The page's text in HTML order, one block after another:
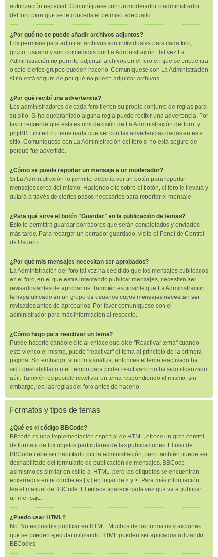
autorización especial. Comuníquese con un moderador o administrador
del foro para que se le conceda el permiso adecuado.
¿Por qué no se puede añadir archivos adjuntos?
Los permisos para adjuntar archivos son individuales para cada foro,
grupo, usuario y son concedidos por La Administración. Tal vez La
Administración no permite adjuntar archivos en el foro en que se encuentra
o solo ciertos grupos pueden hacerlo. Comuníquese con La Administración
si no está seguro de por qué no puede adjuntar archivos.
¿Por qué recibí una advertencia?
Los administradores de cada foro tienen su propio conjunto de reglas para
su sitio. Si ha quebrantado alguna regla puede recibir una advertencia. Por
favor recuerde que esta es una decisión de La Administración del foro, y
phpBB Limited no tiene nada que ver con las advertencias dadas en este
sitio. Comuníquese con La Administración del foro si no está seguro de
porqué fue advertido.
¿Cómo se puede reportar un mensaje a un moderador?
Si La Administración lo permite, debería ver un botón para reportar
mensajes cerca del mismo. Haciendo clic sobre el botón, el foro le llevará y
guiará a través de ciertos pasos necesarios para reportar el mensaje.
¿Para qué sirve el botón "Guardar" en la publicación de temas?
Esto le permitirá guardar borradores que serán completados y enviados
más tarde. Para recargar un borrador guardado, visite el Panel de Control
de Usuario.
¿Por qué mis mensajes necesitan ser aprobados?
La Administración del foro tal vez ha decidido que los mensajes publicados
en el foro, en el que estas intentando publicar mensajes, necesiten ser
revisados antes de aprobarlos. También es posible que La Administración
le haya ubicado en un grupo de usuarios cuyos mensajes necesitan ser
revisados antes de aprobarlos. Por favor comuníquese con el
administrador para más información al respecto.
¿Cómo hago para reactivar un tema?
Puede hacerlo dándole clic al enlace que dice "Reactivar tema" cuando
esté viendo el mismo, puede "reactivar" el tema al principio de la primera
página. Sin embargo, si no lo visualiza, entonces el tema reactivado ha
sido deshabilitado o el tiempo para poder reactivarlo no ha sido alcanzado
aún. También es posible reactivar un tema respondiendo al mismo, sin
embargo, lea las reglas del foro antes de hacerlo.
Formatos y tipos de temas
¿Qué es el código BBCode?
BBcode es una implementación especial de HTML, ofrece un gran control
de formato de los objetos particulares de las publicaciones. El uso de
BBCode debe ser habilitado por la administración, pero también puede ser
deshabilitado del formulario de publicación de mensajes. BBCode
asimismo es similar en estilo al HTML, pero las etiquetas se encuentran
encerrados entre corchetes [ y ] en lugar de < y >. Para más información,
lea el manual de BBCode. El enlace aparece cada vez que va a publicar
un mensaje.
¿Puedo usar HTML?
No. No es posible publicar en HTML. Muchos de los formatos y acciones
que se pueden ejecutar utilizando HTML pueden ser aplicados utilizando
BBCodes.